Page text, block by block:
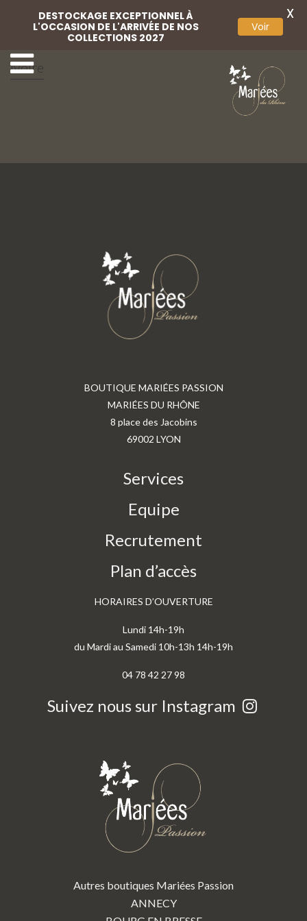
Chaussures perlées
ivoire
Basket dentelle
BOUTIQUE MARIÉES PASSION
MARIÉES DU RHÔNE
8 place des Jacobins
69002 LYON
Services
Equipe
Recrutement
Plan d’accès
HORAIRES D’OUVERTURE
Lundi 14h-19h
du Mardi au Samedi 10h-13h 14h-19h
04 78 42 27 98
Suivez nous sur Instagram
Autres boutiques Mariées Passion
ANNECY
DESTOCKAGE EXCEPTIONNEL À
L'OCCASION DE L'ARRIVÉE DE NOS
COLLECTIONS 2027
Voir
X